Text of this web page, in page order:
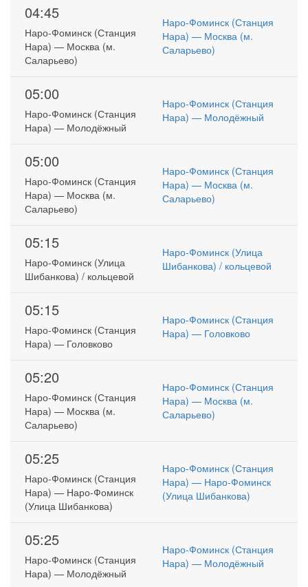
04:45
Наро-Фоминск (Станция
Нара) — Москва (м.
Саларьево)
Наро-Фоминск (Станция
Нара) — Москва (м.
Саларьево)
05:00
Наро-Фоминск (Станция
Нара) — Молодёжный
Наро-Фоминск (Станция
Нара) — Молодёжный
05:00
Наро-Фоминск (Станция
Нара) — Москва (м.
Саларьево)
Наро-Фоминск (Станция
Нара) — Москва (м.
Саларьево)
05:15
Наро-Фоминск (Улица
Шибанкова) / кольцевой
Наро-Фоминск (Улица
Шибанкова) / кольцевой
05:15
Наро-Фоминск (Станция
Нара) — Головково
Наро-Фоминск (Станция
Нара) — Головково
05:20
Наро-Фоминск (Станция
Нара) — Москва (м.
Саларьево)
Наро-Фоминск (Станция
Нара) — Москва (м.
Саларьево)
05:25
Наро-Фоминск (Станция
Нара) — Наро-Фоминск
(Улица Шибанкова)
Наро-Фоминск (Станция
Нара) — Наро-Фоминск
(Улица Шибанкова)
05:25
Наро-Фоминск (Станция
Нара) — Молодёжный
Наро-Фоминск (Станция
Нара) — Молодёжный